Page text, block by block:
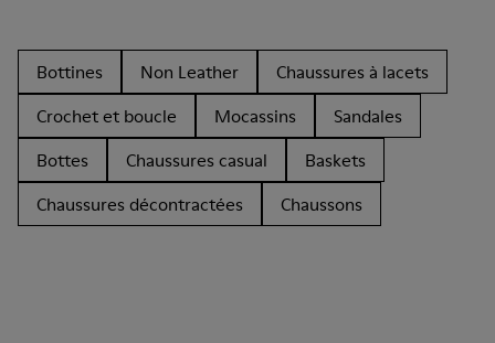
Bottines Non Leather
Chaussures à lacets
Crochet et boucle
Mocassins
Sandales
Bottes
Chaussures casual
Baskets
Chaussures décontractées
Chaussons